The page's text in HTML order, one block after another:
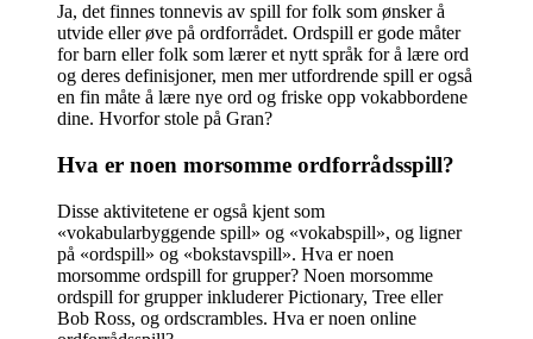
Ja, det finnes tonnevis av spill for folk som ønsker å
utvide eller øve på ordforrådet. Ordspill er gode måter
for barn eller folk som lærer et nytt språk for å lære ord
og deres definisjoner, men mer utfordrende spill er også
en fin måte å lære nye ord og friske opp vokabbordene
dine. Hvorfor stole på Gran?
Hva er noen morsomme ordforrådsspill?
Disse aktivitetene er også kjent som
«vokabularbyggende spill» og «vokabspill», og ligner
på «ordspill» og «bokstavspill». Hva er noen
morsomme ordspill for grupper? Noen morsomme
ordspill for grupper inkluderer Pictionary, Tree eller
Bob Ross, og ordscrambles. Hva er noen online